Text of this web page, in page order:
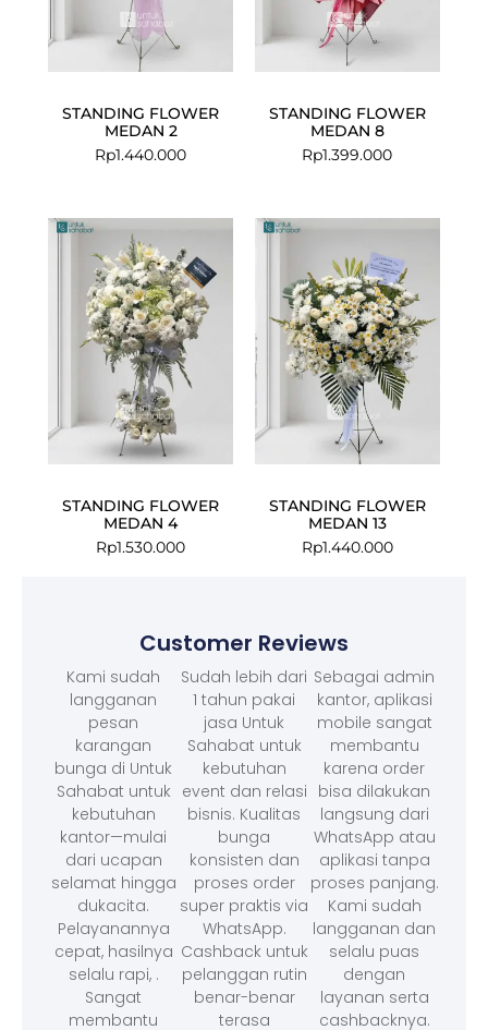
STANDING FLOWER
MEDAN 2
Rp1.440.000
STANDING FLOWER
MEDAN 8
Rp1.399.000
STANDING FLOWER
MEDAN 4
Rp1.530.000
STANDING FLOWER
MEDAN 13
Rp1.440.000
Customer Reviews
Kami sudah
langganan
pesan
karangan
bunga di Untuk
Sahabat untuk
kebutuhan
kantor—mulai
dari ucapan
selamat hingga
dukacita.
Pelayanannya
cepat, hasilnya
selalu rapi, .
Sangat
membantu
Sudah lebih dari
1 tahun pakai
jasa Untuk
Sahabat untuk
kebutuhan
event dan relasi
bisnis. Kualitas
bunga
konsisten dan
proses order
super praktis via
WhatsApp.
Cashback untuk
pelanggan rutin
benar-benar
terasa
Sebagai admin
kantor, aplikasi
mobile sangat
membantu
karena order
bisa dilakukan
langsung dari
WhatsApp atau
aplikasi tanpa
proses panjang.
Kami sudah
langganan dan
selalu puas
dengan
layanan serta
cashbacknya.